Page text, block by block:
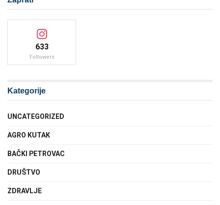
633
Followers
Kategorije
UNCATEGORIZED
AGRO KUTAK
BAČKI PETROVAC
DRUŠTVO
ZDRAVLJE